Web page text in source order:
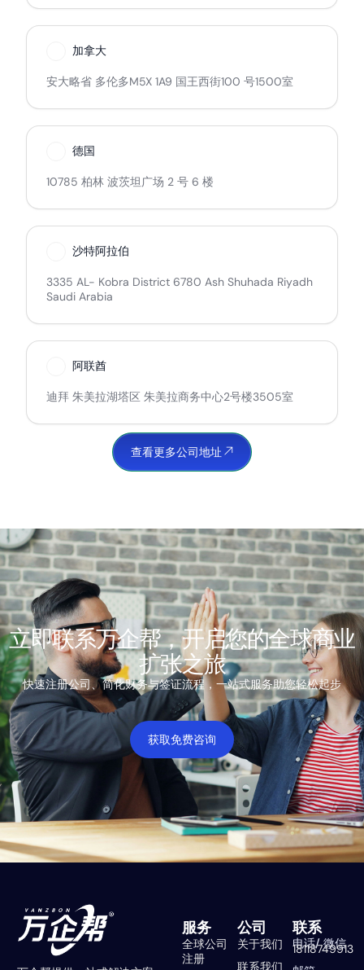
加拿大
安大略省 多伦多M5X 1A9 国王西街100 号1500室
德国
10785 柏林 波茨坦广场 2 号 6 楼
沙特阿拉伯
3335 AL- Kobra District 6780 Ash Shuhada Riyadh
Saudi Arabia
阿联酋
迪拜 朱美拉湖塔区 朱美拉商务中心2号楼3505室
查看更多公司地址
立即联系万企帮，开启您的全球商业
扩张之旅
快速注册公司、简化财务与签证流程，一站式服务助您轻松起步
获取免费咨询
服务
全球公司
注册
公司
关于我们
联系我们
联系
电话/ 微信
18118749913